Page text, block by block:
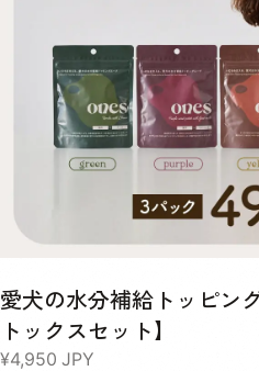
ん白質：36.8%以上 脂質：19.5%以
愛犬の水分補給トッピン
トックスセット】
¥4,950 JPY